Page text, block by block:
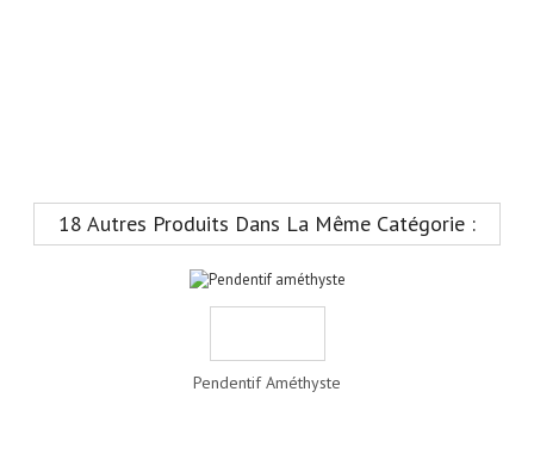
18 Autres Produits Dans La Même Catégorie :
Pendentif Améthyste